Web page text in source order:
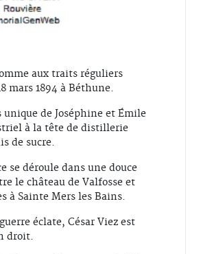
aux traits réguliers
mars 1894 à Béthune.
de Joséphine et Émile
à la tête de distillerie
de sucre.
se déroule dans une douce
le château de Valfosse et
à Sainte Mers les Bains.
éclate, César Viez est
droit.